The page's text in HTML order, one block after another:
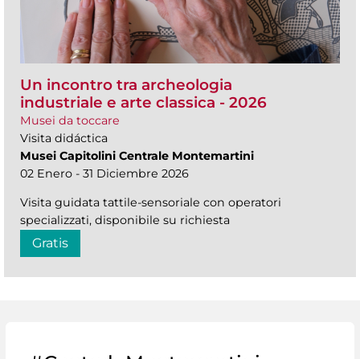
Un incontro tra archeologia
industriale e arte classica - 2026
Musei da toccare
Visita didáctica
Musei Capitolini Centrale Montemartini
02 Enero - 31 Diciembre 2026
Visita guidata tattile-sensoriale con operatori
specializzati, disponibile su richiesta
Gratis